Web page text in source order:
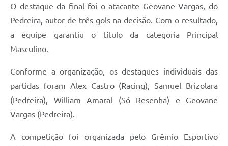
SIC
O destaque da final foi o atacante Geovane Vargas, do
Pedreira, autor de três gols na decisão. Com o resultado,
a equipe garantiu o título da categoria Principal
Masculino.
Conforme a organização, os destaques individuais das
partidas foram Alex Castro (Racing), Samuel Brizolara
(Pedreira), William Amaral (Só Resenha) e Geovane
Vargas (Pedreira).
A competição foi organizada pelo Grêmio Esportivo